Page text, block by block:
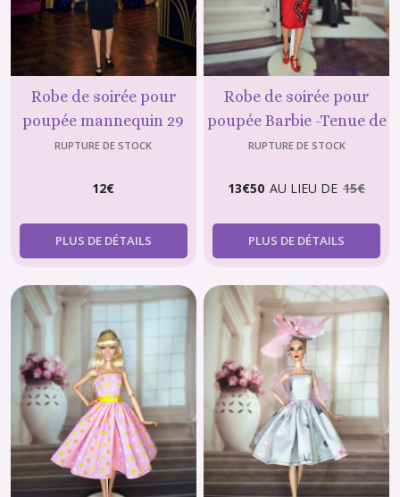
Robe de soirée pour
poupée mannequin 29
cm (type Barbie) – Tenue
strass & sac argenté
RUPTURE DE STOCK
12€
PLUS DE DÉTAILS
Robe de soirée pour
poupée Barbie -Tenue de
Soirée Chic
RUPTURE DE STOCK
13€50 AU LIEU DE 15€
PLUS DE DÉTAILS